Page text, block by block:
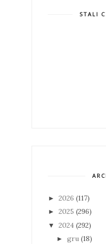
STALI
► 2026 (117)
► 2025 (296)
▼ 2024 (292)
► gru (18)